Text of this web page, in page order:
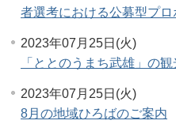
者選考における公募型プ
2023年07月25日(火)
「ととのうまち武雄」の
2023年07月25日(火)
8月の地域ひろばのご案内